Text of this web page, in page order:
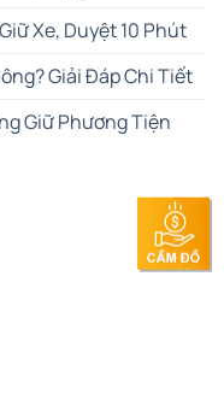
Xe, Duyệt 10 Phút
Giải Đáp Chi Tiết
Giữ Phương Tiện